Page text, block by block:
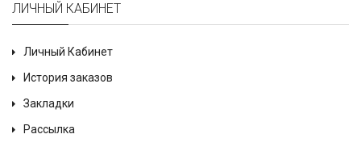
ЛИЧНЫЙ КАБИНЕТ
Личный Кабинет
История заказов
Закладки
Рассылка